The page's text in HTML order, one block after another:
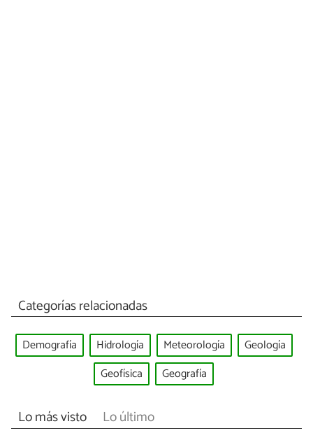
Categorías relacionadas
Demografía Hidrología Meteorología
Geología
Geofísica
Geografía
Lo más visto Lo último